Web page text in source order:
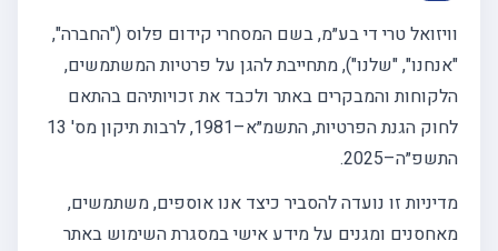
וויזואל טרי די בע״מ, בשם המסחרי קידום פלוס ("החברה",
"אנחנו", "שלנו"), מתחייבת להגן על פרטיות המשתמשים,
הלקוחות והמבקרים באתר ולכבד את זכויותיהם בהתאם
לחוק הגנת הפרטיות, התשמ״א–1981, לרבות תיקון מס' 13
התשפ״ה–2025.
מדיניות זו נועדה להסביר כיצד אנו אוספים, משתמשים,
מאחסנים ומגנים על מידע אישי במסגרת השימוש באתר